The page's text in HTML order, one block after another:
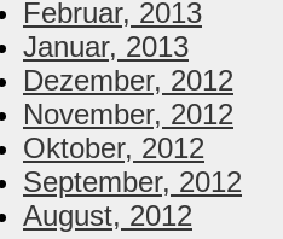
Februar, 2013
Januar, 2013
Dezember, 2012
November, 2012
Oktober, 2012
September, 2012
August, 2012